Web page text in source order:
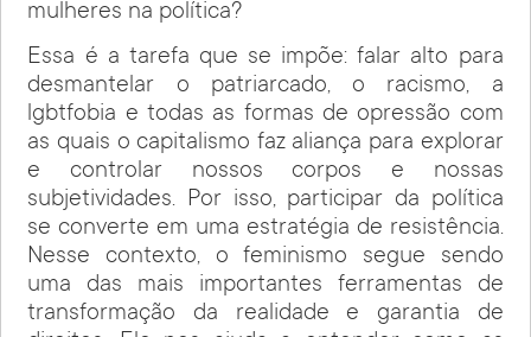
mulheres na política?
Essa é a tarefa que se impõe: falar alto para
desmantelar o patriarcado, o racismo, a
lgbtfobia e todas as formas de opressão com
as quais o capitalismo faz aliança para explorar
e controlar nossos corpos e nossas
subjetividades. Por isso, participar da política
se converte em uma estratégia de resistência.
Nesse contexto, o feminismo segue sendo
uma das mais importantes ferramentas de
transformação da realidade e garantia de